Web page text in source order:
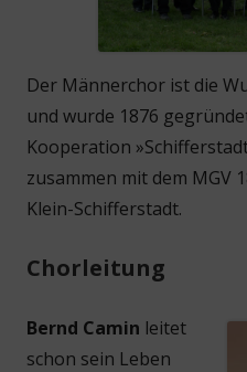
Der Männerchor ist die
und wurde 1876
Kooperation
zusammen mit dem MGV
Klein-Schifferstadt.
Chorleitung
Bernd Camin leitet
schon sein Leben